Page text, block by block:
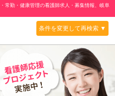
常勤・健康管理の看護師求人・募集情報、岐阜
条件を変更して再検索 ▼